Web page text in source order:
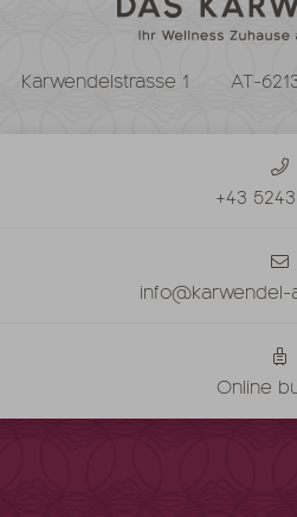
Karwendelstrasse 1 AT-
+43
Online